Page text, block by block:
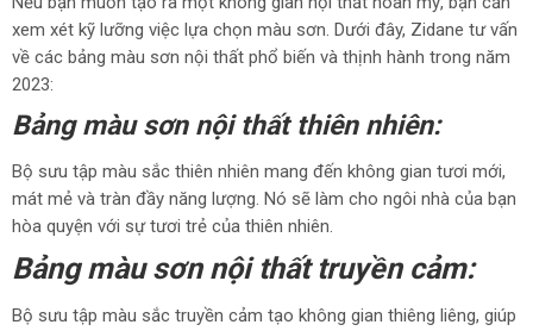
xem xét kỹ lưỡng việc lựa chọn màu sơn. Dưới đây, Zidane tư vấn
về các bảng màu sơn nội thất phổ biến và thịnh hành trong năm
2023:
Bảng màu sơn nội thất thiên nhiên:
Bộ sưu tập màu sắc thiên nhiên mang đến không gian tươi mới,
mát mẻ và tràn đầy năng lượng. Nó sẽ làm cho ngôi nhà của bạn
hòa quyện với sự tươi trẻ của thiên nhiên.
Bảng màu sơn nội thất truyền cảm:
Bộ sưu tập màu sắc truyền cảm tạo không gian thiêng liêng, giúp